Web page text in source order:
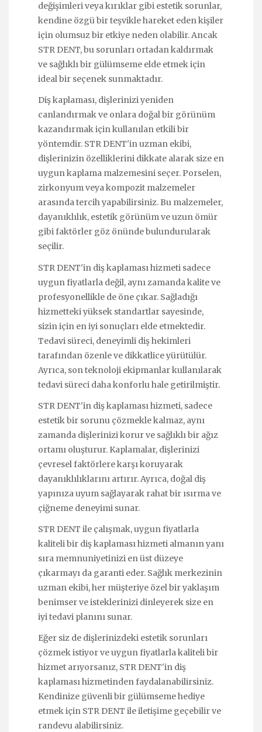
değişimleri veya kırıklar gibi estetik sorunlar,
kendine özgü bir teşvikle hareket eden kişiler
için olumsuz bir etkiye neden olabilir. Ancak
STR DENT, bu sorunları ortadan kaldırmak
ve sağlıklı bir gülümseme elde etmek için
ideal bir seçenek sunmaktadır.
Diş kaplaması, dişlerinizi yeniden
canlandırmak ve onlara doğal bir görünüm
kazandırmak için kullanılan etkili bir
yöntemdir. STR DENT'in uzman ekibi,
dişlerinizin özelliklerini dikkate alarak size en
uygun kaplama malzemesini seçer. Porselen,
zirkonyum veya kompozit malzemeler
arasında tercih yapabilirsiniz. Bu malzemeler,
dayanıklılık, estetik görünüm ve uzun ömür
gibi faktörler göz önünde bulundurularak
seçilir.
STR DENT'in diş kaplaması hizmeti sadece
uygun fiyatlarla değil, aynı zamanda kalite ve
profesyonellikle de öne çıkar. Sağladığı
hizmetteki yüksek standartlar sayesinde,
sizin için en iyi sonuçları elde etmektedir.
Tedavi süreci, deneyimli diş hekimleri
tarafından özenle ve dikkatlice yürütülür.
Ayrıca, son teknoloji ekipmanlar kullanılarak
tedavi süreci daha konforlu hale getirilmiştir.
STR DENT'in diş kaplaması hizmeti, sadece
estetik bir sorunu çözmekle kalmaz, aynı
zamanda dişlerinizi korur ve sağlıklı bir ağız
ortamı oluşturur. Kaplamalar, dişlerinizi
çevresel faktörlere karşı koruyarak
dayanıklılıklarını artırır. Ayrıca, doğal diş
yapınıza uyum sağlayarak rahat bir ısırma ve
çiğneme deneyimi sunar.
STR DENT ile çalışmak, uygun fiyatlarla
kaliteli bir diş kaplaması hizmeti almanın yanı
sıra memnuniyetinizi en üst düzeye
çıkarmayı da garanti eder. Sağlık merkezinin
uzman ekibi, her müşteriye özel bir yaklaşım
benimser ve isteklerinizi dinleyerek size en
iyi tedavi planını sunar.
Eğer siz de dişlerinizdeki estetik sorunları
çözmek istiyor ve uygun fiyatlarla kaliteli bir
hizmet arıyorsanız, STR DENT'in diş
kaplaması hizmetinden faydalanabilirsiniz.
Kendinize güvenli bir gülümseme hediye
etmek için STR DENT ile iletişime geçebilir ve
randevu alabilirsiniz.